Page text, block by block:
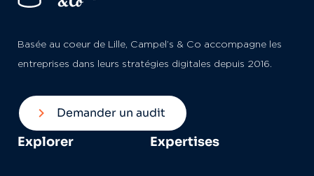
Basée au coeur de Lille, Campel’s & Co accompagne les
entreprises dans leurs stratégies digitales depuis 2016.
Demander un audit
Explorer Expertises